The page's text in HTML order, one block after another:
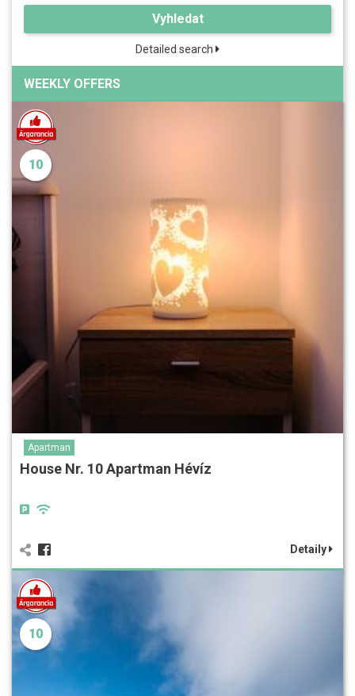
Vyhledat
Detailed search
WEEKLY OFFERS
10
Apartman
House Nr. 10 Apartman Hévíz
Detaily
10